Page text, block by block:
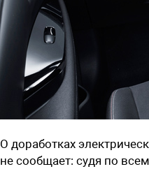
О доработках
не сообщает: судя по